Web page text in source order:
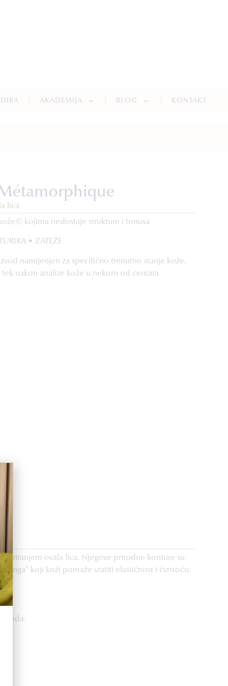
AKADEMIJA BLOG KONTAKT
lica
kojima nedostaje strukture i tonusa
• ZATEŽE
namijenjen za specifično trenutno stanje kože,
nakon analize kože u nekom od centara
ovala lica. Njegove prirodne konture su
koji koži pomaže vratiti elastičnost i čvrstoću.